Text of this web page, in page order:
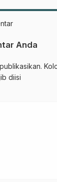
Anda
diisi